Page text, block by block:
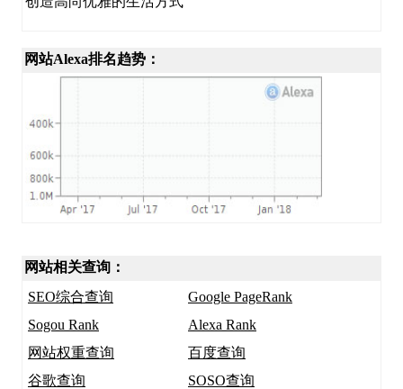
网站Alexa排名趋势：
网站相关查询：
SEO综合查询
Google PageRank
Sogou Rank
Alexa Rank
网站权重查询
百度查询
谷歌查询
SOSO查询